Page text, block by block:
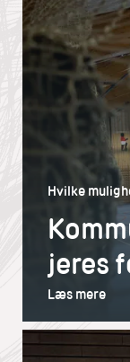
Hvilke
støtte fra
jeres
Læs mere